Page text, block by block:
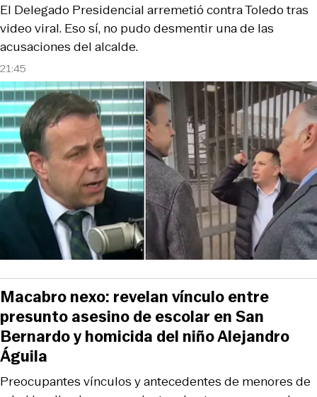
21:45
El Delegado Presidencial arremetió contra Toledo tras
video viral. Eso sí, no pudo desmentir una de las
acusaciones del alcalde.
Preocupantes vínculos y antecedentes de menores de
Macabro nexo: revelan vínculo entre
presunto asesino de escolar en San
Bernardo y homicida del niño Alejandro
Águila